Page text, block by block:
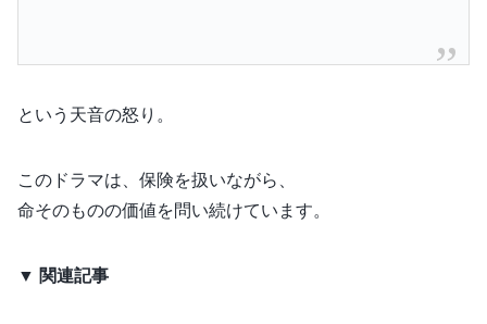
という天音の怒り。
このドラマは、保険を扱いながら、
命そのものの価値を問い続けています。
▼ 関連記事